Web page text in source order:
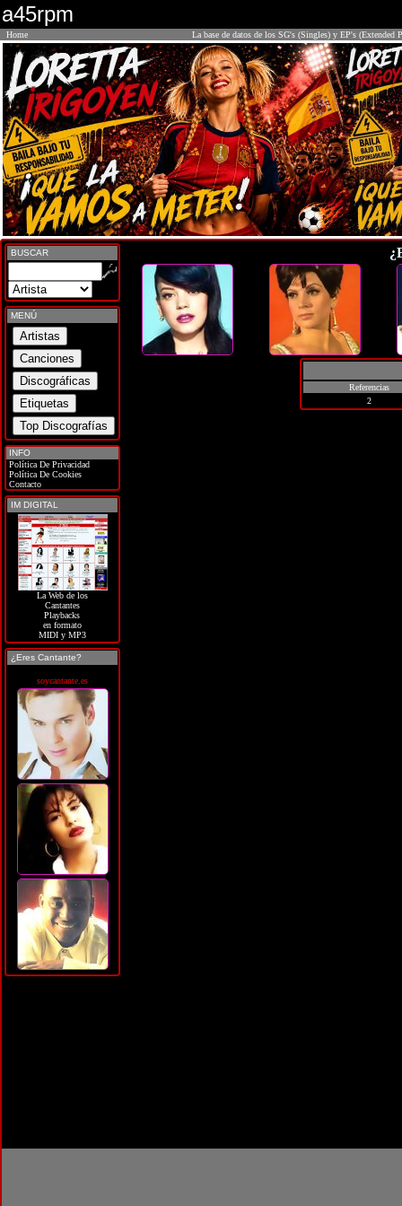
a45rpm
Home La base de datos de los SG's (Singles) y EP's (Extended
BUSCAR
MENÚ
INFO
Política De Privacidad
Política De Cookies
Contacto
IM DIGITAL
La Web de los
Cantantes
Playbacks
en formato
MIDI y MP3
¿Eres Cantante?
soycantante.es
Referencias
2